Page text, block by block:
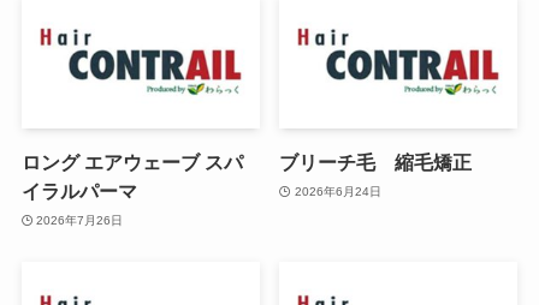
ロング エアウェーブ スパ
イラルパーマ
2026年7月26日
ブリーチ毛 縮毛矯正
2026年6月24日